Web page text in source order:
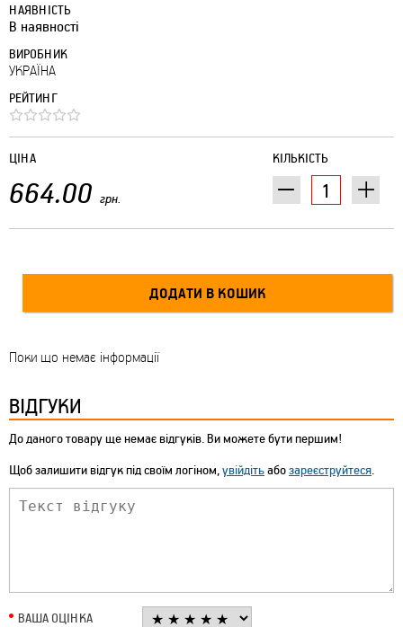
НАЯВНІСТЬ
В наявності
ВИРОБНИК
УКРАЇНА
РЕЙТИНГ
КІЛЬКІСТЬ
ЦІНА
664.00 грн.
Поки що немає інформації
ВІДГУКИ
До даного товару ще немає відгуків. Ви можете бути першим!
Щоб залишити відгук під своїм логіном,увійдітьабозареєструйтеся.
ВАША ОЦІНКА